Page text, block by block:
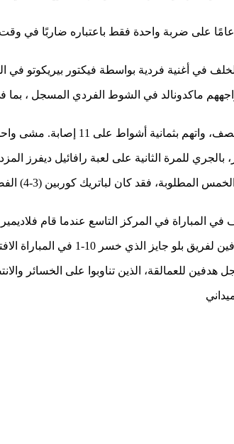
في أغنية فردية بواسطة فيكتور بيريكوتو في
أشواط على 11 إصابة. مشى واحدًا دون إضراب.
بالجري للمرة الثانية على لعبة رافائيل ديفرز
في المباراة في المركز التاسع عندما قام
خسر 10-1 في المباراة الافتتاحية يوم الاثنين.
للعمالقة، الذين تناوبوا على الخسائر